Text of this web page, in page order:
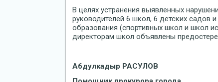
В целях устранения выявленных
руководителей 6 школ, 6 детских садов
образования (спортивных школ и школ
директорам школ объявлены
Абдулкадыр РАСУЛОВ